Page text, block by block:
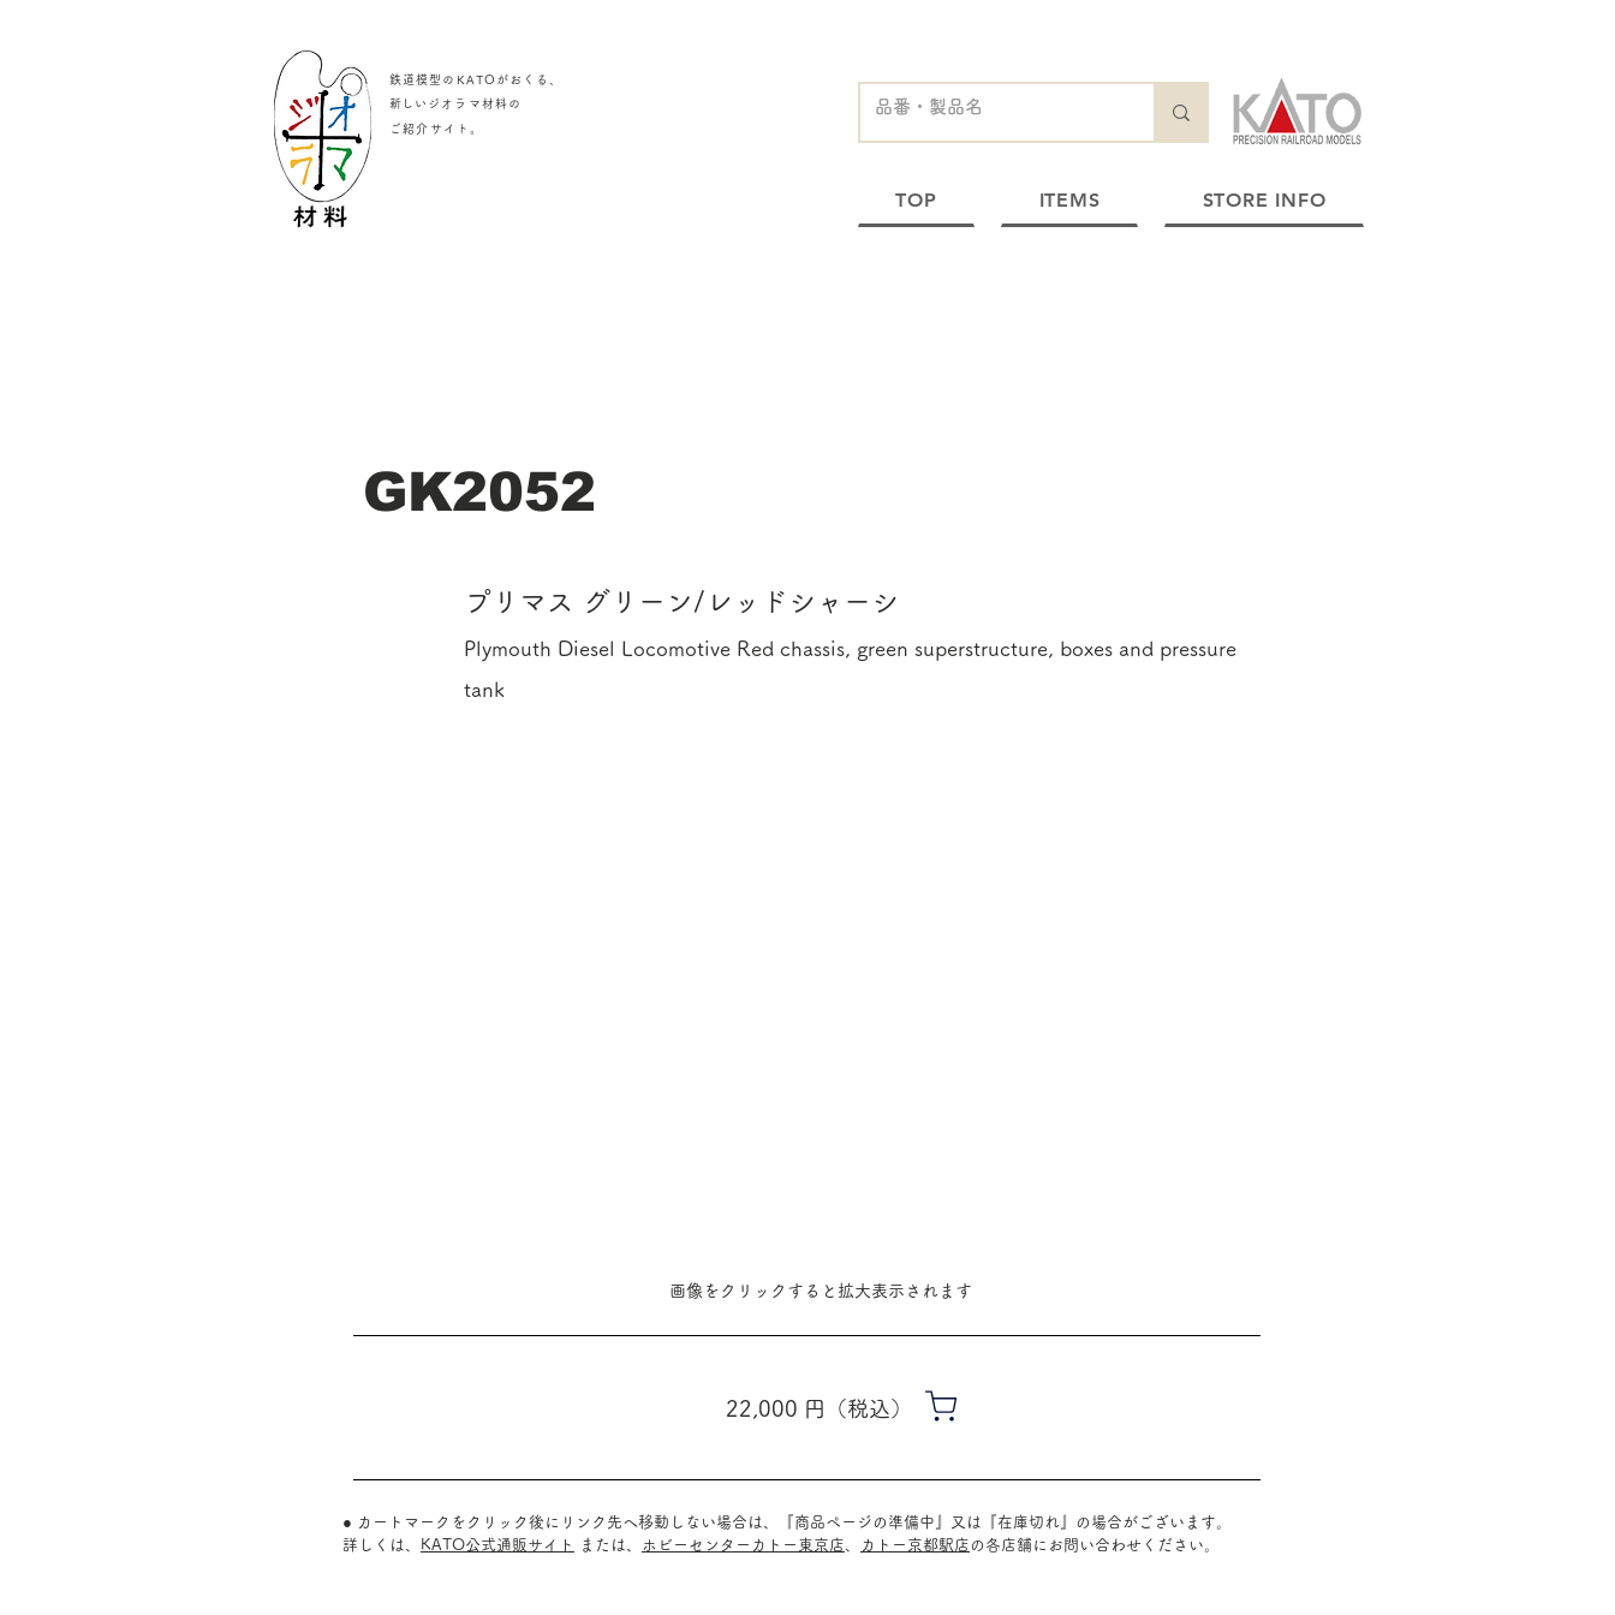
鉄道模型のKATOがおくる、
​新しいジオラマ材料の
ご紹介サイト
TOP ITEMS STORE INFO
GK2052
Plymouth Diesel Locomotive Red chassis, green superstructure, boxes and pressure
tank
プリマス グリーン/レッドシャーシ
​画像をクリックすると拡大表示されます
22,000 ​円（税込）
● カートマークをクリック後にリンク先へ移動しない場合は、『商品ページの準備中』又は『在庫切れ』の場合がございます。
詳しくは、
KATO公式通販サイト または、 ホビーセンターカトー東京店 カトー京都駅店の 各店舗に お問い合わせください。